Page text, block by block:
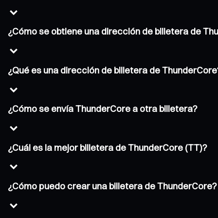
¿Cómo se obtiene una dirección de billetera de
¿Qué es una dirección de billetera de
¿Cómo se envía ThunderCore a otra billetera?
¿Cuál es la mejor billetera de ThunderCore (TT)?
¿Cómo puedo crear una billetera de ThunderCore?